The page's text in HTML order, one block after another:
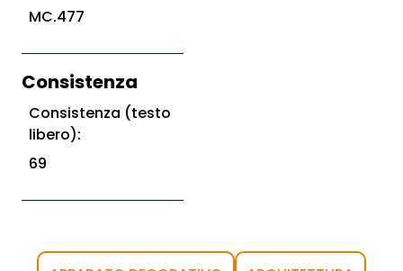
MC.477
Consistenza
Consistenza (testo
libero):
69